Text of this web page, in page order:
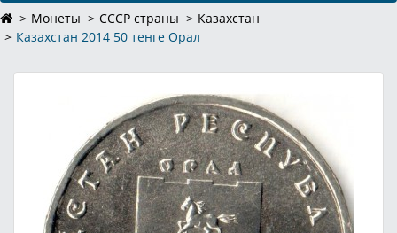
Монеты СССР страны
Казахстан
Казахстан 2014 50 тенге Орал